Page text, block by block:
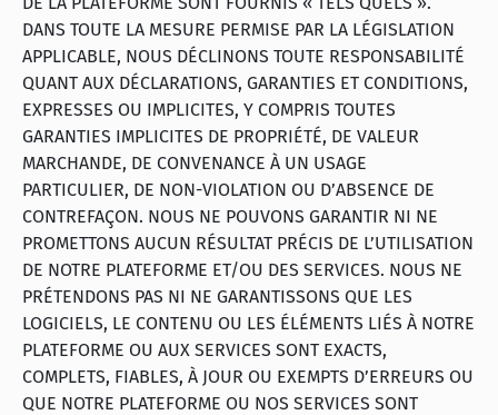
DANS TOUTE LA MESURE PERMISE PAR LA LÉGISLATION
APPLICABLE, NOUS DÉCLINONS TOUTE RESPONSABILITÉ
QUANT AUX DÉCLARATIONS, GARANTIES ET CONDITIONS,
EXPRESSES OU IMPLICITES, Y COMPRIS TOUTES
GARANTIES IMPLICITES DE PROPRIÉTÉ, DE VALEUR
MARCHANDE, DE CONVENANCE À UN USAGE
PARTICULIER, DE NON-VIOLATION OU D’ABSENCE DE
CONTREFAÇON. NOUS NE POUVONS GARANTIR NI NE
PROMETTONS AUCUN RÉSULTAT PRÉCIS DE L’UTILISATION
DE NOTRE PLATEFORME ET/OU DES SERVICES. NOUS NE
PRÉTENDONS PAS NI NE GARANTISSONS QUE LES
LOGICIELS, LE CONTENU OU LES ÉLÉMENTS LIÉS À NOTRE
PLATEFORME OU AUX SERVICES SONT EXACTS,
COMPLETS, FIABLES, À JOUR OU EXEMPTS D’ERREURS OU
QUE NOTRE PLATEFORME OU NOS SERVICES SONT